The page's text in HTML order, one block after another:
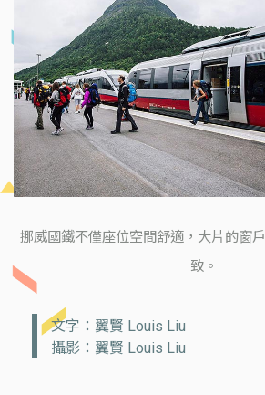
挪威國鐵不僅座位空間舒適，大片的窗
致。
文字：翼賢 Louis Liu
攝影：翼賢 Louis Liu